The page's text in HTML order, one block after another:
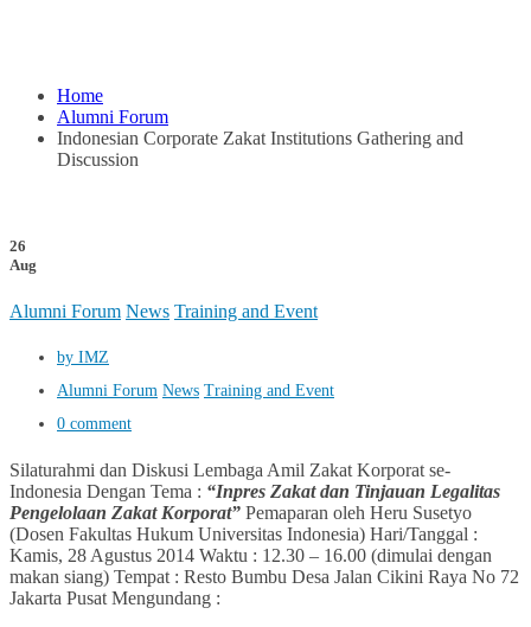
Home
Alumni Forum
Indonesian Corporate Zakat Institutions Gathering and
Discussion
26
Aug
Alumni Forum News Training and Event
by IMZ
Alumni Forum News Training and Event
0 comment
Silaturahmi dan Diskusi Lembaga Amil Zakat Korporat se-
Indonesia Dengan Tema : “Inpres Zakat dan Tinjauan Legalitas
Pengelolaan Zakat Korporat” Pemaparan oleh Heru Susetyo
(Dosen Fakultas Hukum Universitas Indonesia) Hari/Tanggal :
Kamis, 28 Agustus 2014 Waktu : 12.30 – 16.00 (dimulai dengan
makan siang) Tempat : Resto Bumbu Desa Jalan Cikini Raya No 72
Jakarta Pusat Mengundang :